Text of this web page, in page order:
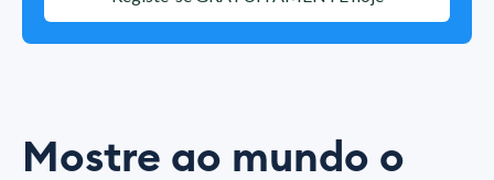
Mostre ao mundo o